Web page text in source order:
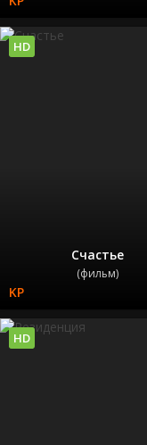
Счастье
(фильм)
HD
HD